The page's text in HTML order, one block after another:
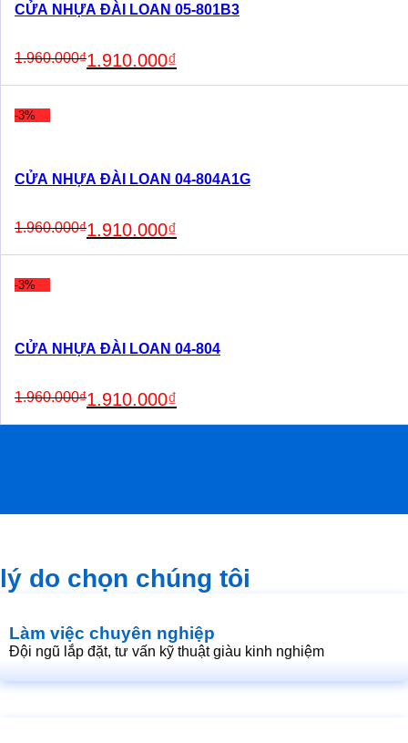
CỬA NHỰA ĐÀI LOAN 05-801B3
1.960.000₫
price
was:
1.910.000₫
price
is:
-3%
CỬA NHỰA ĐÀI LOAN 04-804A1G
1.960.000₫
price
was:
1.910.000₫
price
is:
-3%
CỬA NHỰA ĐÀI LOAN 04-804
1.960.000₫
price
was:
1.910.000₫
price
is:
lý do chọn chúng tôi
Làm việc chuyên nghiệp
Đội ngũ lắp đặt, tư vấn kỹ thuật giàu kinh nghiệm